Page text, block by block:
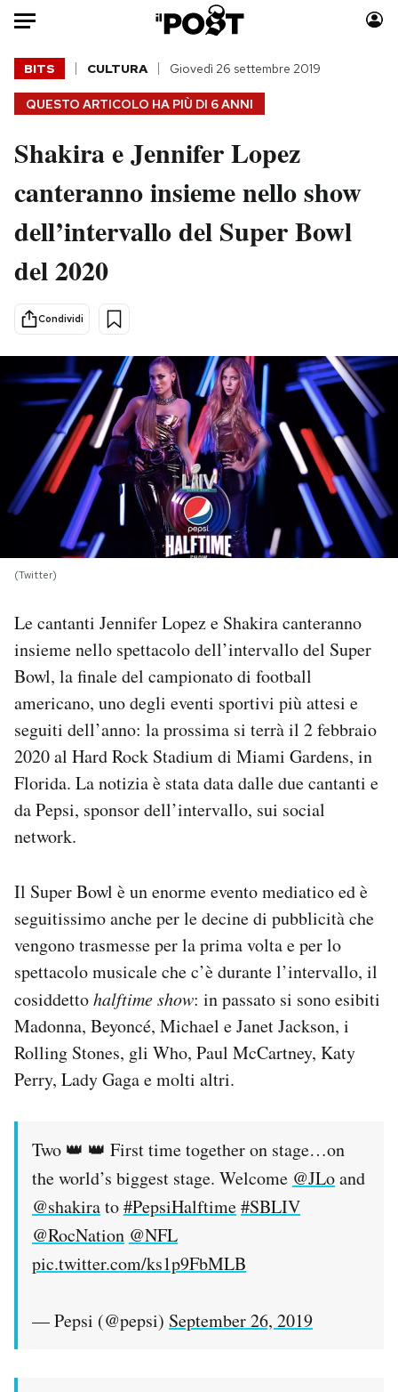
Auto
HOME
Italia
Politica
Tecnologia
Scienza
Cultura
Economia
Sport
Moda
Consumismi
Storie/Idee
Ok Boomer!
Mondiali calcio 2026
PODCAST
NEWSLETTER
I MIEI PREFERITI
CALENDARIO
AREA PERSONALE
Area Personale
Newsletter
Notifiche mobile
Regala il Post
QUESTO ARTICOLO HA PIÙ DI 6 ANNI
BITS CULTURA Giovedì 26 settembre 2019
Shakira e Jennifer Lopez
canteranno insieme nello show
dell’intervallo del Super Bowl
del 2020
Condividi
(Twitter)
Le cantanti Jennifer Lopez e Shakira canteranno
insieme nello spettacolo dell’intervallo del Super
Bowl, la finale del campionato di football
americano, uno degli eventi sportivi più attesi e
seguiti dell’anno: la prossima si terrà il 2 febbraio
2020 al Hard Rock Stadium di Miami Gardens, in
Florida. La notizia è stata data dalle due cantanti e
da Pepsi, sponsor dell’intervallo, sui social
network.
Il Super Bowl è un enorme evento mediatico ed è
seguitissimo anche per le decine di pubblicità che
vengono trasmesse per la prima volta e per lo
spettacolo musicale che c’è durante l’intervallo, il
cosiddettohalftime show: in passato si sono esibiti
Madonna, Beyoncé, Michael e Janet Jackson, i
Rolling Stones, gli Who, Paul McCartney, Katy
Perry, Lady Gaga e molti altri.
Two 👑 👑 First time together on stage…on
the world’s biggest stage. Welcome @JLoand
@shakirato#PepsiHalftime#SBLIV
@RocNation @NFL
pic.twitter.com/ks1p9FbMLB
— Pepsi (@pepsi) September 26, 2019